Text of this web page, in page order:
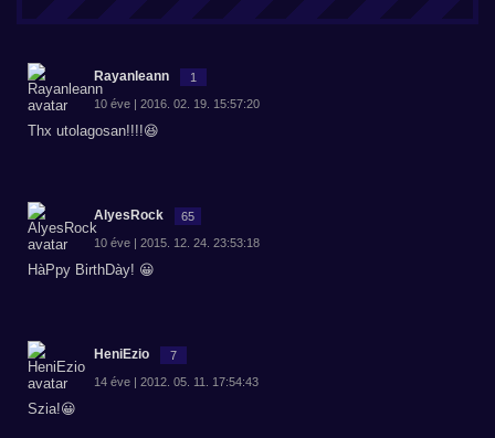
Rayanleann 1
10 éve | 2016. 02. 19. 15:57:20
Thx utolagosan!!!!😆
AlyesRock 65
10 éve | 2015. 12. 24. 23:53:18
HàPpy BirthDày! 😀
HeniEzio 7
14 éve | 2012. 05. 11. 17:54:43
Szia!😀